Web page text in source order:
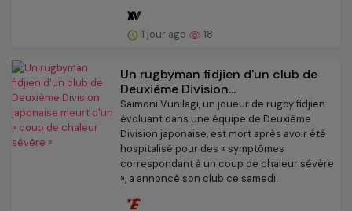
1 jour ago 18
Un rugbyman fidjien d'un club de
Deuxième Division...
Saimoni Vunilagi, un joueur de rugby fidjien
évoluant dans une équipe de Deuxième
Division japonaise, est mort après avoir été
hospitalisé pour des « symptômes
correspondant à un coup de chaleur sévère
», a annoncé son club ce samedi.